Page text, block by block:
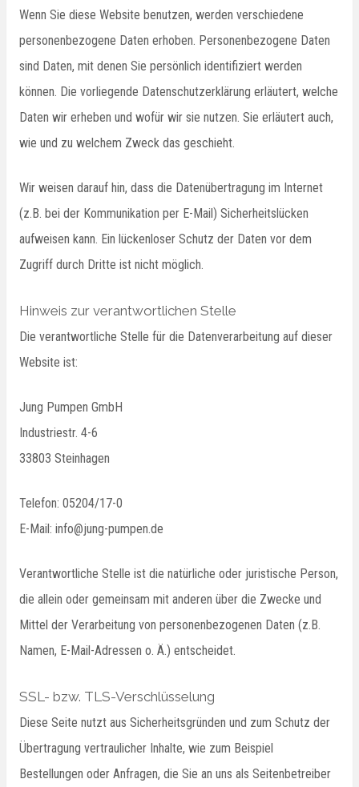
Wenn Sie diese Website benutzen, werden verschiedene
personenbezogene Daten erhoben. Personenbezogene Daten
sind Daten, mit denen Sie persönlich identifiziert werden
können. Die vorliegende Datenschutzerklärung erläutert, welche
Daten wir erheben und wofür wir sie nutzen. Sie erläutert auch,
wie und zu welchem Zweck das geschieht.
Wir weisen darauf hin, dass die Datenübertragung im Internet
(z.B. bei der Kommunikation per E-Mail) Sicherheitslücken
aufweisen kann. Ein lückenloser Schutz der Daten vor dem
Zugriff durch Dritte ist nicht möglich.
Hinweis zur verantwortlichen Stelle
Die verantwortliche Stelle für die Datenverarbeitung auf dieser
Website ist:
Jung Pumpen GmbH
Industriestr. 4-6
33803 Steinhagen
Telefon: 05204/17-0
E-Mail: info@jung-pumpen.de
Verantwortliche Stelle ist die natürliche oder juristische Person,
die allein oder gemeinsam mit anderen über die Zwecke und
Mittel der Verarbeitung von personenbezogenen Daten (z.B.
Namen, E-Mail-Adressen o. Ä.) entscheidet.
SSL- bzw. TLS-Verschlüsselung
Diese Seite nutzt aus Sicherheitsgründen und zum Schutz der
Übertragung vertraulicher Inhalte, wie zum Beispiel
Bestellungen oder Anfragen, die Sie an uns als Seitenbetreiber